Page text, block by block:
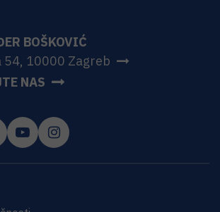
BOŠKOVIĆ
54, 10000 Zagreb
NAS